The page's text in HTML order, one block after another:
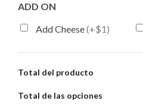
ADD ON
Add Cheese(+$1)
Total del producto
Total de las opciones